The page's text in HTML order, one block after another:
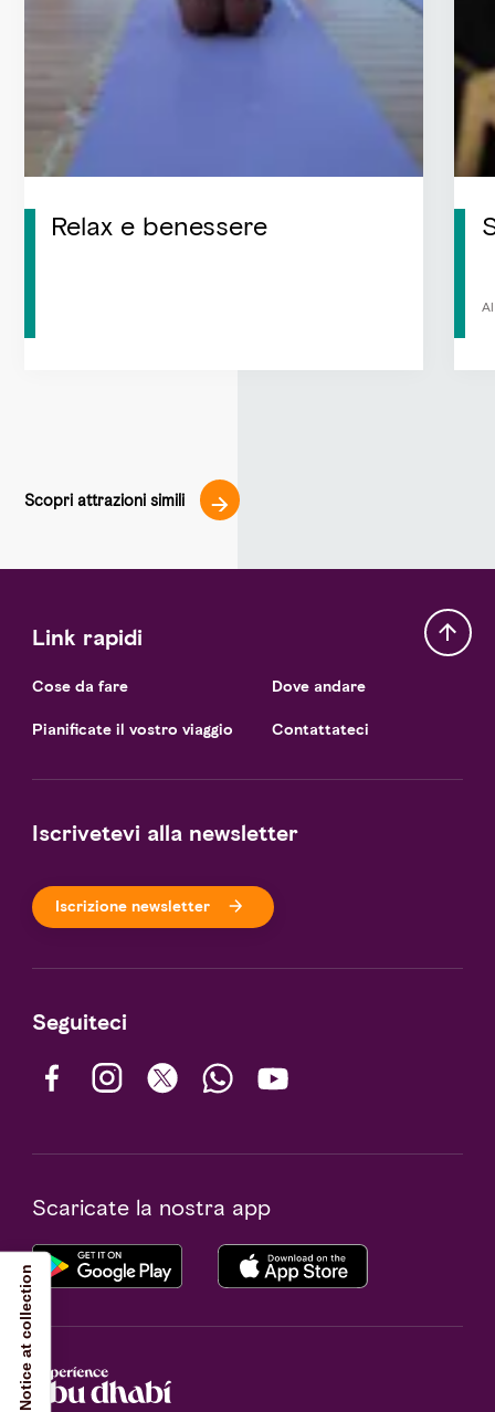
Relax e benessere
Scopri attrazioni simili
Link rapidi
Cose da fare
Pianificate il vostro viaggio
Dove andare
Contattateci
Iscrivetevi alla newsletter
Iscrizione newsletter
Seguiteci
Scaricate la nostra app
Notice at collection